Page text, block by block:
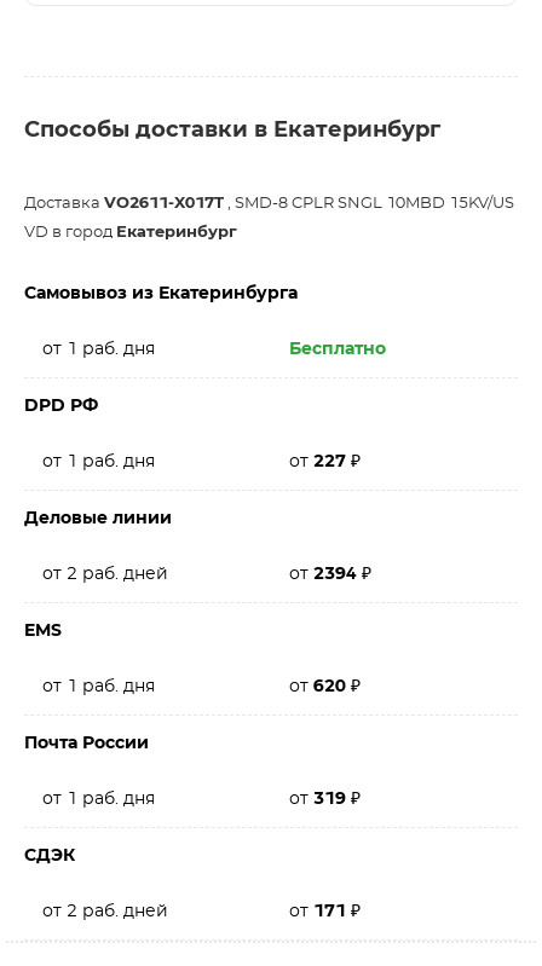
Способы доставки в Екатеринбург
Доставка VO2611-X017T , SMD-8 CPLR SNGL 10MBD 15KV/US
VD в город Екатеринбург
Самовывоз из Екатеринбурга
от 1 раб. дня Бесплатно
DPD РФ
от 1 раб. дня от 227 ₽
Деловые линии
от 2 раб. дней от 2394 ₽
EMS
от 1 раб. дня от 620 ₽
Почта России
от 1 раб. дня от 319 ₽
СДЭК
от 2 раб. дней от 171 ₽